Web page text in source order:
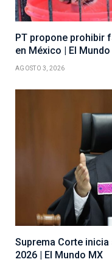
PT propone prohibir
en México | El Mundo
AGOSTO 3, 2026
Suprema Corte
2026 | El Mundo MX